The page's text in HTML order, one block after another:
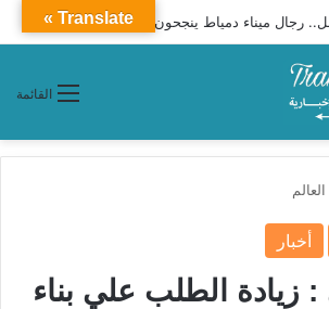
14 ساعة من العمل.. رجال ميناء دمياط ينجحون في تنفيذ مهمة لتعويم وقطر السفينة ENERGOS WINTER
القائمة
أخبار
: زيادة الطلب علي بناء
Translate »